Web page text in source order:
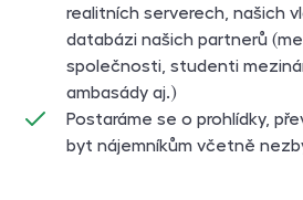
realitních serverech, našich
databázi našich partnerů
společnosti, studenti
ambasády aj.)
Postaráme se o prohlídky,
byt nájemníkům včetně